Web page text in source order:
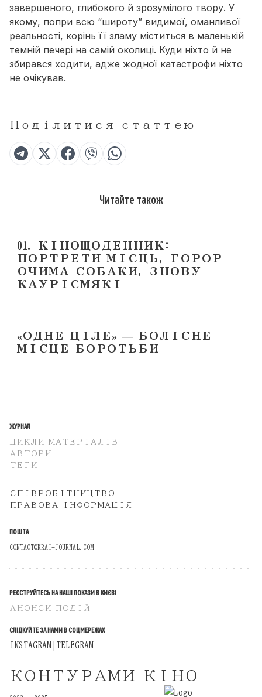
завершеного, глибокого й зрозумілого твору. У
якому, попри всю “широту” видимої, оманливої
реальності, корінь її зламу міститься в маленькій
темній печері на самій околиці. Куди ніхто й не
збирався ходити, адже жодної катастрофи ніхто
не очікував.
Поділитися статтею
Читайте також
01. КІНОЩОДЕННИК:
ПОРТРЕТИ МІСЦЬ, ГОРОР
ОЧИМА СОБАКИ, ЗНОВУ
КАУРІСМЯКІ
«ОДНЕ ЦІЛЕ» — БОЛІСНЕ
МІСЦЕ БОРОТЬБИ
ЖУРНАЛ
ЦИКЛИ МАТЕРІАЛІВ
АВТОРИ
ТЕГИ
СПІВРОБІТНИЦТВО
ПРАВОВА ІНФОРМАЦІЯ
ПОШТА
CONTACT@KRAI-JOURNAL.COM
РЕЄСТРУЙТЕСЬ НА НАШІ ПОКАЗИ В КИЄВІ
АНОНСИ ПОДІЙ
СЛІДКУЙТЕ ЗА НАМИ В СОЦМЕРЕЖАХ
INSTAGRAM TELEGRAM
КОНТУРАМИ КІНО